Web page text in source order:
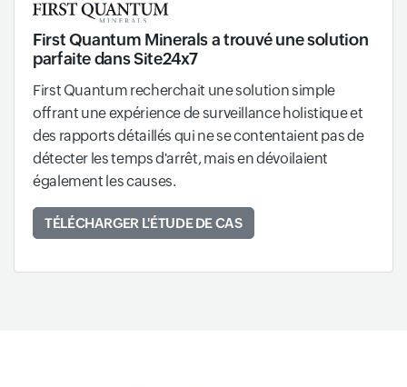
First Quantum Minerals a trouvé une solution
parfaite dans Site24x7
First Quantum recherchait une solution simple
offrant une expérience de surveillance holistique et
des rapports détaillés qui ne se contentaient pas de
détecter les temps d'arrêt, mais en dévoilaient
également les causes.
TÉLÉCHARGER L'ÉTUDE DE CAS